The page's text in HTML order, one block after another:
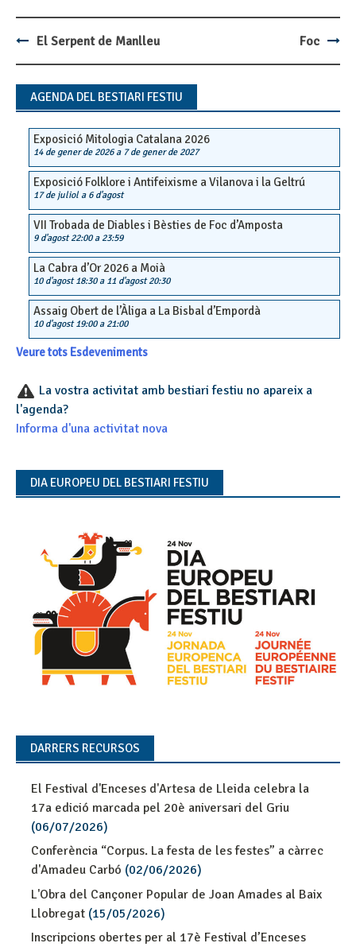
Post
navigation
El Serpent de Manlleu Foc
AGENDA DEL BESTIARI FESTIU
Exposició Mitologia Catalana 2026
14 de gener de 2026a 7 de gener de 2027
Exposició Folklore i Antifeixisme a Vilanova i la Geltrú
17 de juliola 6 d'agost
VII Trobada de Diables i Bèsties de Foc d’Amposta
9 d'agost 22:00a 23:59
La Cabra d’Or 2026 a Moià
10 d'agost 18:30a 11 d'agost 20:30
Assaig Obert de l’Àliga a La Bisbal d’Empordà
10 d'agost 19:00a 21:00
Veure tots Esdeveniments
La vostra activitat amb bestiari festiu no apareix a
l'agenda?
Informa d'una activitat nova
DIA EUROPEU DEL BESTIARI FESTIU
DARRERS RECURSOS
El Festival d'Enceses d'Artesa de Lleida celebra la
17a edició marcada pel 20è aniversari del Griu
(06/07/2026)
Conferència “Corpus. La festa de les festes” a càrrec
d'Amadeu Carbó (02/06/2026)
L'Obra del Cançoner Popular de Joan Amades al Baix
Llobregat (15/05/2026)
Inscripcions obertes per al 17è Festival d’Enceses